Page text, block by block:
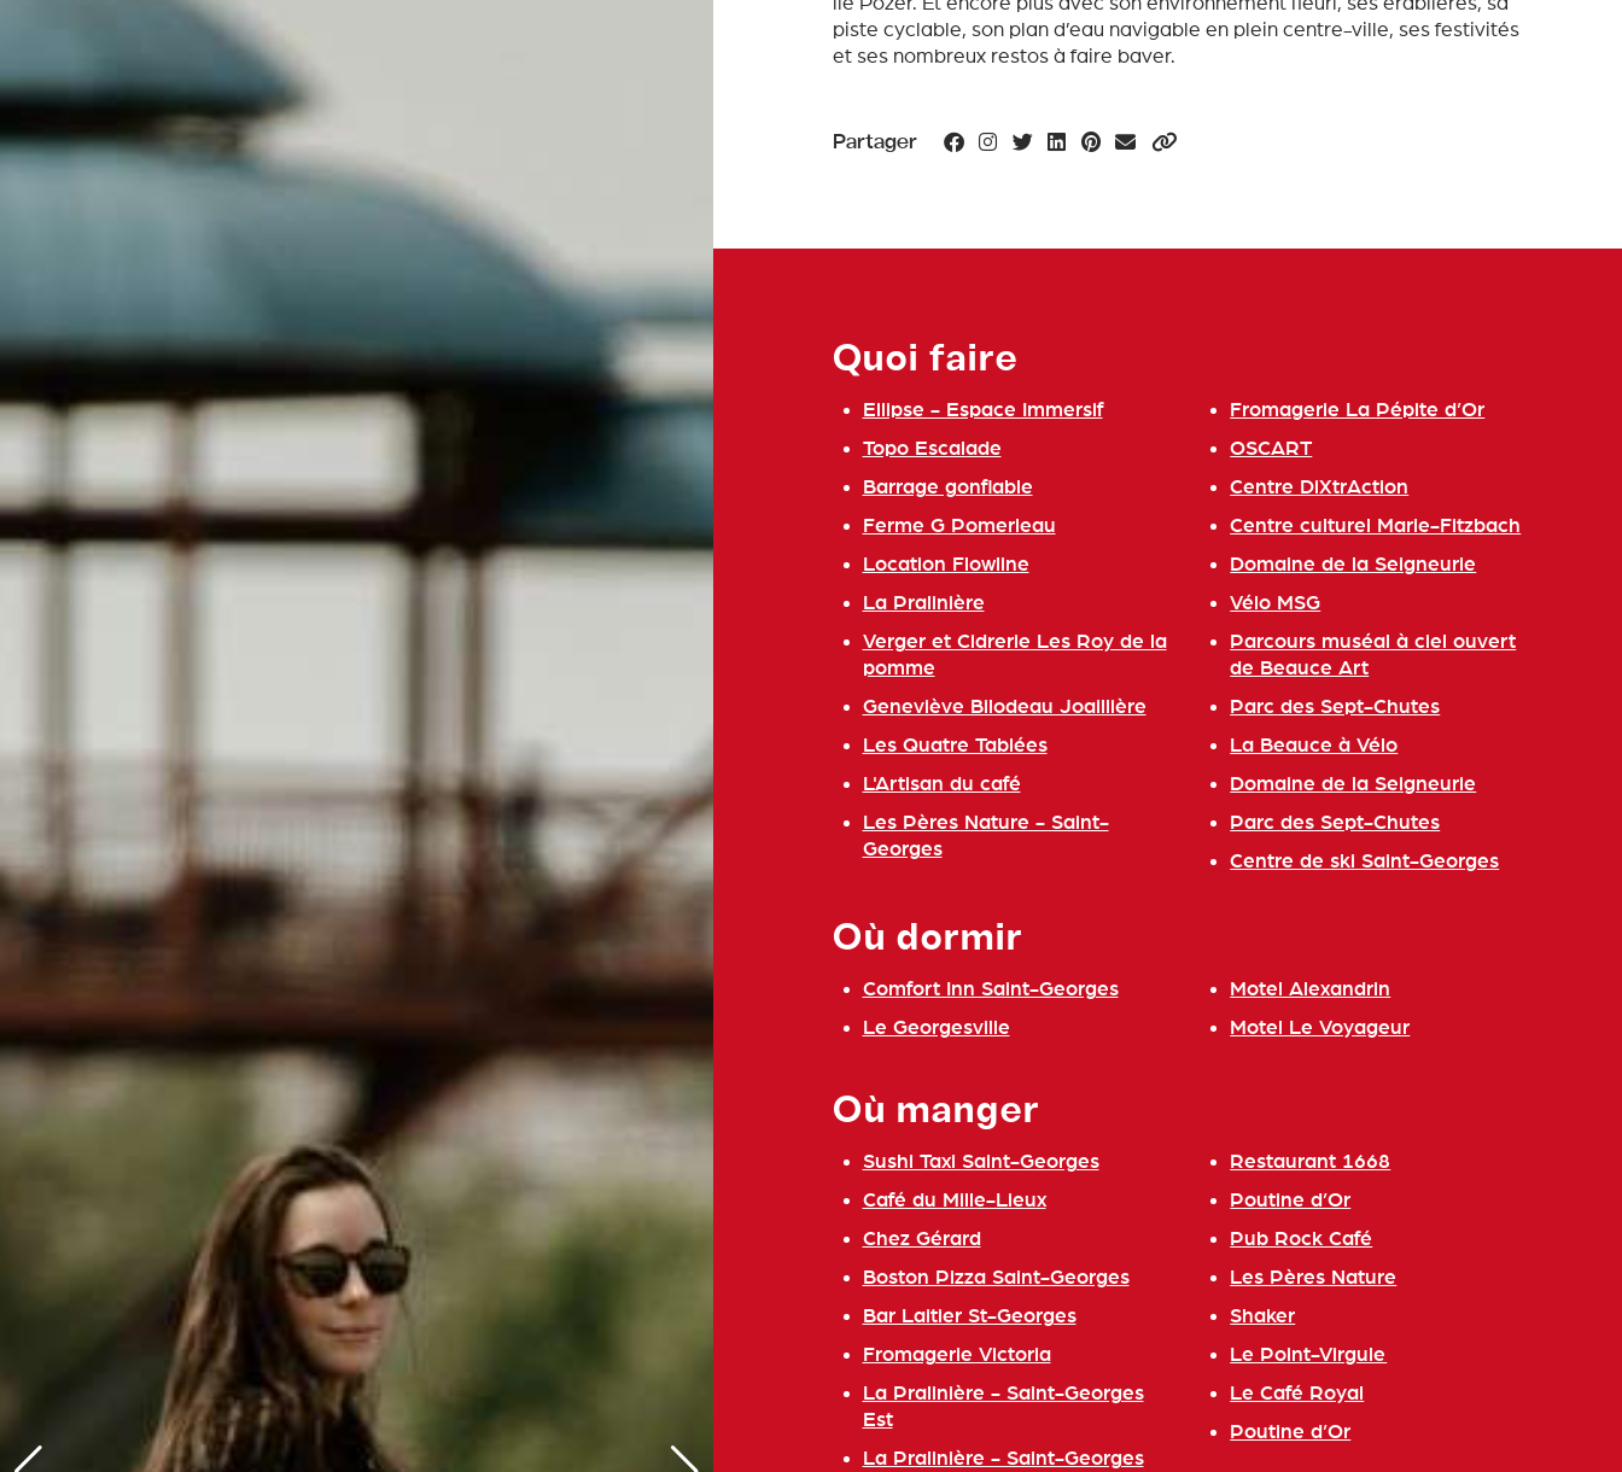
piste cyclable, son plan d’eau navigable en plein centre-ville, ses festivités
et ses nombreux restos à faire baver.
Partager
Quoi faire
Ellipse - Espace Immersif
Topo Escalade
Barrage gonflable
Ferme G Pomerleau
Location Flowline
La Pralinière
Verger et Cidrerie Les Roy de la
pomme
Geneviève Bilodeau Joaillière
Les Quatre Tablées
L'Artisan du café
Les Pères Nature - Saint-
Georges
Fromagerie La Pépite d’Or
OSCART
Centre DiXtrAction
Centre culturel Marie-Fitzbach
Domaine de la Seigneurie
Vélo MSG
Parcours muséal à ciel ouvert
de Beauce Art
Parc des Sept-Chutes
La Beauce à Vélo
Domaine de la Seigneurie
Parc des Sept-Chutes
Centre de ski Saint-Georges
Où dormir
Comfort Inn Saint-Georges
Le Georgesville
Motel Alexandrin
Motel Le Voyageur
Où manger
Sushi Taxi Saint-Georges
Café du Mille-Lieux
Chez Gérard
Boston Pizza Saint-Georges
Bar Laitier St-Georges
Fromagerie Victoria
La Pralinière - Saint-Georges
Est
La Pralinière - Saint-Georges
Restaurant 1668
Poutine d’Or
Pub Rock Café
Les Pères Nature
Shaker
Le Point-Virgule
Le Café Royal
Poutine d’Or